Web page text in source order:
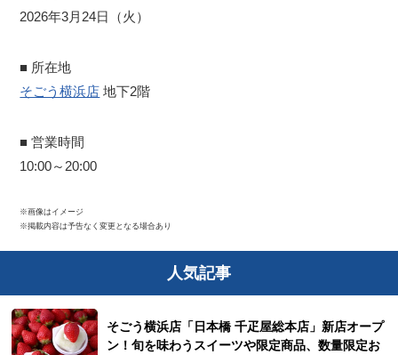
2026年3月24日（火）
■ 所在地
そごう横浜店 地下2階
■ 営業時間
10:00～20:00
※画像はイメージ
※掲載内容は予告なく変更となる場合あり
人気記事
そごう横浜店「日本橋 千疋屋総本店」新店オープ
ン！旬を味わうスイーツや限定商品、数量限定お